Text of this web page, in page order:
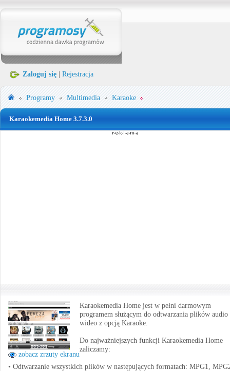
Zaloguj się Rejestracja
Programy Multimedia Karaoke
Karaokemedia Home 3.7.3.0
zobacz zrzuty ekranu
Karaokemedia Home jest w pełni darmowym
programem służącym do odtwarzania plików audio
wideo z opcją Karaoke.
Do najważniejszych funkcji Karaokemedia Home
zaliczamy:
• Odtwarzanie wszystkich plików w następujących formatach: MPG1,